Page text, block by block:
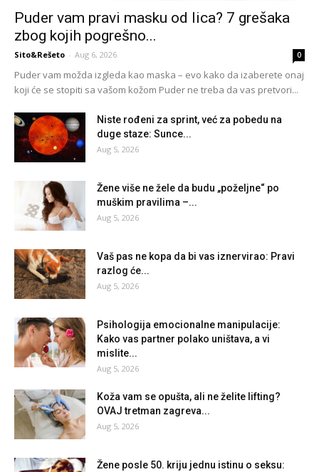
Puder vam pravi masku od lica? 7 grešaka
zbog kojih pogrešno...
Sito&Rešeto - Aug 6, 2026 0
Puder vam možda izgleda kao maska – evo kako da izaberete onaj
koji će se stopiti sa vašom kožom Puder ne treba da vas pretvori...
Niste rođeni za sprint, već za pobedu na
duge staze: Sunce...
Aug 5, 2026
Žene više ne žele da budu „poželjne“ po
muškim pravilima –...
Aug 5, 2026
Vaš pas ne kopa da bi vas iznervirao: Pravi
razlog će...
Aug 5, 2026
Psihologija emocionalne manipulacije:
Kako vas partner polako uništava, a vi
mislite...
Aug 5, 2026
Koža vam se opušta, ali ne želite lifting?
OVAJ tretman zagreva...
Aug 5, 2026
Žene posle 50. kriju jednu istinu o seksu: